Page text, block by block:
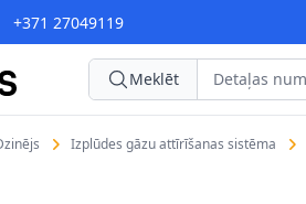
+371 27049119
Meklēt
Izplūdes gāzu attīrīšanas sistēma